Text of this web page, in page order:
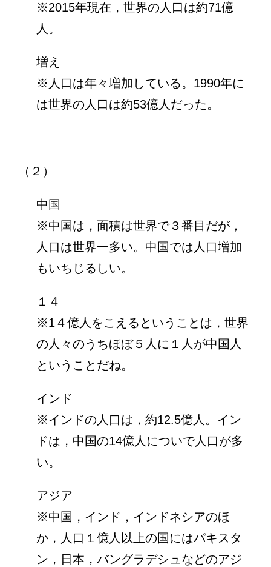
※2015年現在，世界の人口は約71億
人。
増え
※人口は年々増加している。1990年に
は世界の人口は約53億人だった。
（２）
中国
※中国は，面積は世界で３番目だが，
人口は世界一多い。中国では人口増加
もいちじるしい。
１４
※1４億人をこえるということは，世界
の人々のうちほぼ５人に１人が中国人
ということだね。
インド
※インドの人口は，約12.5億人。イン
ドは，中国の14億人についで人口が多
い。
アジア
※中国，インド，インドネシアのほ
か，人口１億人以上の国にはパキスタ
ン，日本，バングラデシュなどのアジ